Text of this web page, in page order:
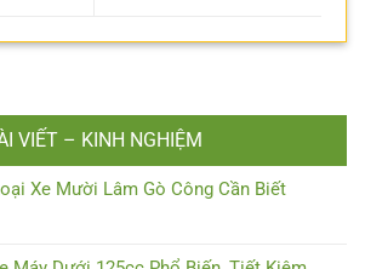
VIẾT – KINH NGHIỆM
Xe Mười Lâm Gò Công Cần Biết